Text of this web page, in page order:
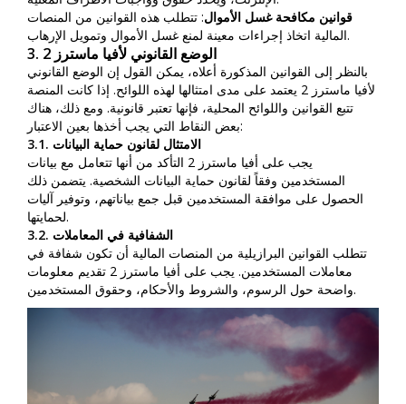
قوانين مكافحة غسل الأموال: تتطلب هذه القوانين من المنصات
المالية اتخاذ إجراءات معينة لمنع غسل الأموال وتمويل الإرهاب.
3. الوضع القانوني لأفيا ماسترز 2
بالنظر إلى القوانين المذكورة أعلاه، يمكن القول إن الوضع القانوني
لأفيا ماسترز 2 يعتمد على مدى امتثالها لهذه اللوائح. إذا كانت المنصة
تتبع القوانين واللوائح المحلية، فإنها تعتبر قانونية. ومع ذلك، هناك
بعض النقاط التي يجب أخذها بعين الاعتبار:
3.1. الامتثال لقانون حماية البيانات
يجب على أفيا ماسترز 2 التأكد من أنها تتعامل مع بيانات
المستخدمين وفقاً لقانون حماية البيانات الشخصية. يتضمن ذلك
الحصول على موافقة المستخدمين قبل جمع بياناتهم، وتوفير آليات
لحمايتها.
3.2. الشفافية في المعاملات
تتطلب القوانين البرازيلية من المنصات المالية أن تكون شفافة في
معاملات المستخدمين. يجب على أفيا ماسترز 2 تقديم معلومات
واضحة حول الرسوم، والشروط والأحكام، وحقوق المستخدمين.